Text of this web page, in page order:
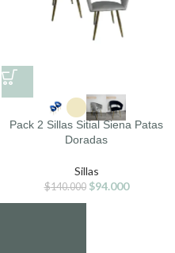
Pack 2 Sillas Sitial Siena Patas
Doradas
Sillas
$140.000 $94.000